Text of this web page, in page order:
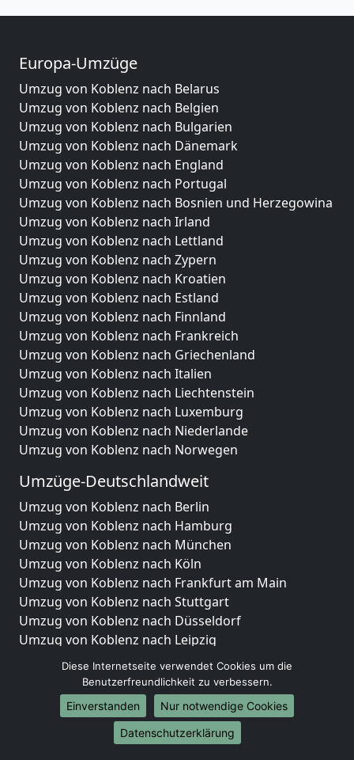
Europa-Umzüge
Umzug von Koblenz nach Belarus
Umzug von Koblenz nach Belgien
Umzug von Koblenz nach Bulgarien
Umzug von Koblenz nach Dänemark
Umzug von Koblenz nach England
Umzug von Koblenz nach Portugal
Umzug von Koblenz nach Bosnien und Herzegowina
Umzug von Koblenz nach Irland
Umzug von Koblenz nach Lettland
Umzug von Koblenz nach Zypern
Umzug von Koblenz nach Kroatien
Umzug von Koblenz nach Estland
Umzug von Koblenz nach Finnland
Umzug von Koblenz nach Frankreich
Umzug von Koblenz nach Griechenland
Umzug von Koblenz nach Italien
Umzug von Koblenz nach Liechtenstein
Umzug von Koblenz nach Luxemburg
Umzug von Koblenz nach Niederlande
Umzug von Koblenz nach Norwegen
Umzüge-Deutschlandweit
Umzug von Koblenz nach Berlin
Umzug von Koblenz nach Hamburg
Umzug von Koblenz nach München
Umzug von Koblenz nach Köln
Umzug von Koblenz nach Frankfurt am Main
Umzug von Koblenz nach Stuttgart
Umzug von Koblenz nach Düsseldorf
Umzug von Koblenz nach Leipzig
Umzug von Koblenz nach Dortmund
Umzug von Koblenz nach Essen
Umzug von Koblenz nach Bremen
Umzug von Koblenz nach Dresden
Umzug von Koblenz nach Hannover
Diese Internetseite verwendet Cookies um die
Benutzerfreundlichkeit zu verbessern.
Einverstanden
Nur notwendige Cookies
Datenschutzerklärung